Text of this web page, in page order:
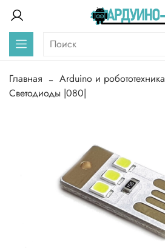
Главная Arduino и робототехника
Светодиоды |080|